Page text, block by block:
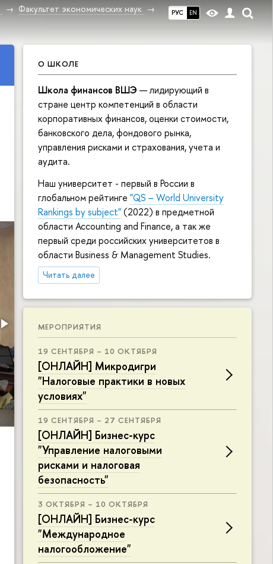
РУС EN
Факультет экономических наук
О ШКОЛЕ
Школа финансов ВШЭ — лидирующий в
стране центр компетенций в области
корпоративных финансов, оценки стоимости,
банковского дела, фондового рынка,
управления рисками и страхования, учета и
аудита.
Наш университет - первый в России в
глобальном рейтинге "QS – World University
Rankings by subject"(2022) в предметной
области Accounting and Finance, а так же
первый среди российских университетов в
области Business & Management Studies.
Читать далее
МЕРОПРИЯТИЯ
19 СЕНТЯБРЯ – 10 ОКТЯБРЯ
[ОНЛАЙН] Микродигри
"Налоговые практики в новых
условиях"
19 СЕНТЯБРЯ – 27 СЕНТЯБРЯ
[ОНЛАЙН] Бизнес-курс
"Управление налоговыми
рисками и налоговая
безопасность"
3 ОКТЯБРЯ – 10 ОКТЯБРЯ
[ОНЛАЙН] Бизнес-курс
"Международное
налогообложение"